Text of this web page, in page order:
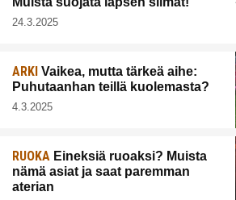
24.3.2025
ARKI Vaikea, mutta tärkeä aihe:
Puhutaanhan teillä kuolemasta?
4.3.2025
RUOKA Eineksiä ruoaksi? Muista
nämä asiat ja saat paremman
aterian